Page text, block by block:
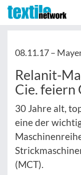
08.11.17 –
Relanit-
Cie. feiern
30 Jahre alt,
eine der
(MCT).